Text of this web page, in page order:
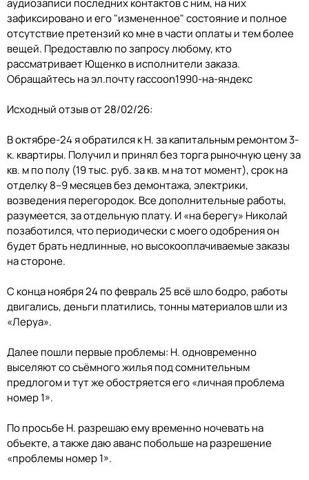
аудиозаписи последних контактов с ним, на них
зафиксировано и его "измененное" состояние и полное
отсутствие претензий ко мне в части оплаты и тем более
вещей. Предоставлю по запросу любому, кто
рассматривает Ющенко в исполнители заказа.
Обращайтесь на эл.почту raccoon1990-на-яндекс
Исходный отзыв от 28/02/26:
В октябре-24 я обратился к Н. за капитальным ремонтом 3-
к. квартиры. Получил и принял без торга рыночную цену за
кв. м по полу (19 тыс. руб. за кв. м на тот момент), срок на
отделку 8–9 месяцев без демонтажа, электрики,
возведения перегородок. Все дополнительные работы,
разумеется, за отдельную плату. И «на берегу» Николай
позаботился, что периодически с моего одобрения он
будет брать недлинные, но высокооплачиваемые заказы
на стороне.
С конца ноября 24 по февраль 25 всё шло бодро, работы
двигались, деньги платились, тонны материалов шли из
«Леруа».
Далее пошли первые проблемы: Н. одновременно
выселяют со съёмного жилья под сомнительным
предлогом и тут же обостряется его «личная проблема
номер 1».
По просьбе Н. разрешаю ему временно ночевать на
объекте, а также даю аванс побольше на разрешение
«проблемы номер 1».